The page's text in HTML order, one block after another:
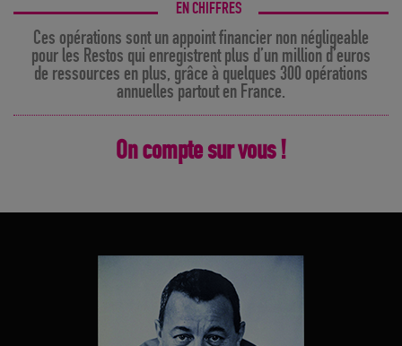
Ces opérations sont un appoint financier non négligeable
pour les Restos qui enregistrent plus d’un million d’euros
de ressources en plus, grâce à quelques 300 opérations
annuelles partout en France.
On compte sur vous !